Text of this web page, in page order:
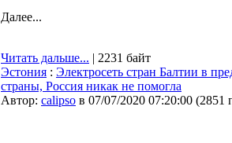
Далее...
Читать дальше... | 2231 байт
Эстония : Электросеть стран Балтии в
страны, Россия никак не помогла
Автор: calipso в 07/07/2020 07:20:00 (2851